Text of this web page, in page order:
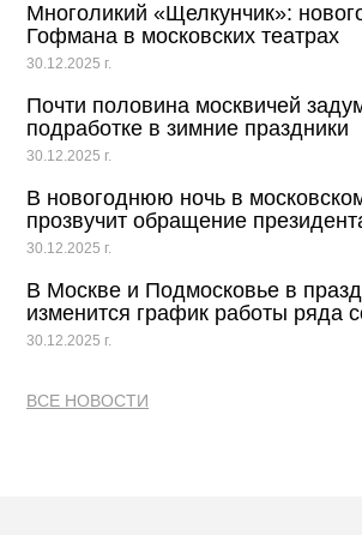
Многоликий «Щелкунчик»:
Гофмана в московских театрах
30.12.2025 г.
Почти половина москвичей
подработке в зимние праздники
30.12.2025 г.
В новогоднюю ночь в
прозвучит обращение
30.12.2025 г.
В Москве и Подмосковье в
изменится график работы ряда
30.12.2025 г.
ВСЕ НОВОСТИ